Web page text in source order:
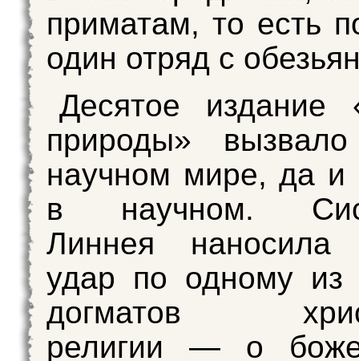
приматам, то есть
один отряд с
Десятое издание
природы»
научном мире, да и
в научном.
Линнея наносила
удар по одному из
догматов
религии — о